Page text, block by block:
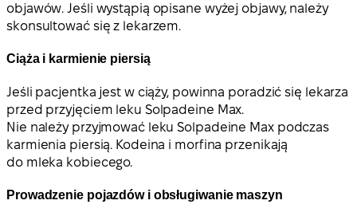
objawów. Jeśli wystąpią opisane wyżej objawy, należy
skonsultować się z lekarzem.
Ciąża i karmienie piersią
Jeśli pacjentka jest w ciąży, powinna poradzić się lekarza
przed przyjęciem leku Solpadeine Max.
Nie należy przyjmować leku Solpadeine Max podczas
karmienia piersią. Kodeina i morfina przenikają
do mleka kobiecego.
Prowadzenie pojazdów i obsługiwanie maszyn